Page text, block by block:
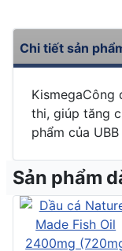
Chi tiết sản
KismegaCông
thi, giúp tăng
phẩm của UBB
Sản phẩm